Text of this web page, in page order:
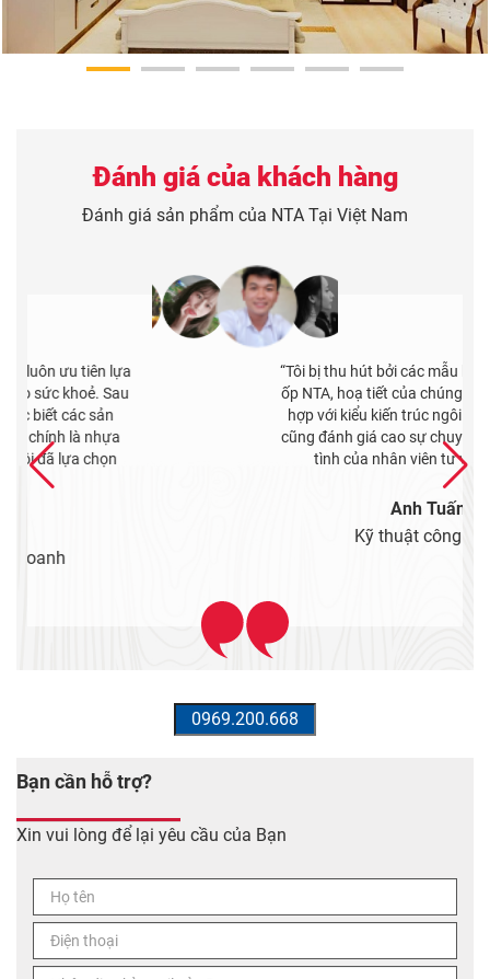
Đánh giá của khách hàng
Đánh giá sản phẩm của NTA Tại Việt Nam
“Tôi bị thu hút bởi các mẫu hoa văn của tấm
ốp NTA, hoạ tiết của chúng rất độc đáo. Rất
hợp với kiểu kiến trúc ngôi nhà của tôi. Tôi
cũng đánh giá cao sự chuyên nghiệp và tận
tình của nhân viên tư vấn tại đây.”
Bạn cần hỗ trợ?
Xin vui lòng để lại yêu cầu của Bạn